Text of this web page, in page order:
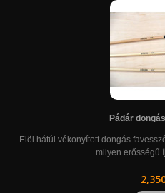
Pádár
Elöl hátúl vékonyított dongás
milyen erősségű